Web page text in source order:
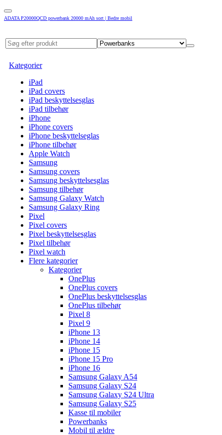
ADATA P20000QCD powerbank 20000 mAh sort | Bedre mobil
Kategorier
iPad
iPad covers
iPad beskyttelsesglas
iPad tilbehør
iPhone
iPhone covers
iPhone beskyttelseglas
iPhone tilbehør
Apple Watch
Samsung
Samsung covers
Samsung beskyttelsesglas
Samsung tilbehør
Samsung Galaxy Watch
Samsung Galaxy Ring
Pixel
Pixel covers
Pixel beskyttelsesglas
Pixel tilbehør
Pixel watch
Flere kategorier
Kategorier
OnePlus
OnePlus covers
OnePlus beskyttelsesglas
OnePlus tilbehør
Pixel 8
Pixel 9
iPhone 13
iPhone 14
iPhone 15
iPhone 15 Pro
iPhone 16
Samsung Galaxy A54
Samsung Galaxy S24
Samsung Galaxy S24 Ultra
Samsung Galaxy S25
Kasse til mobiler
Powerbanks
Mobil til ældre